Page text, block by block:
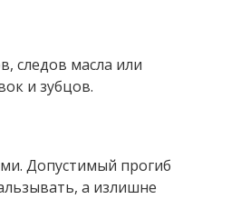
следов масла или
и зубцов.
Допустимый прогиб
а излишне